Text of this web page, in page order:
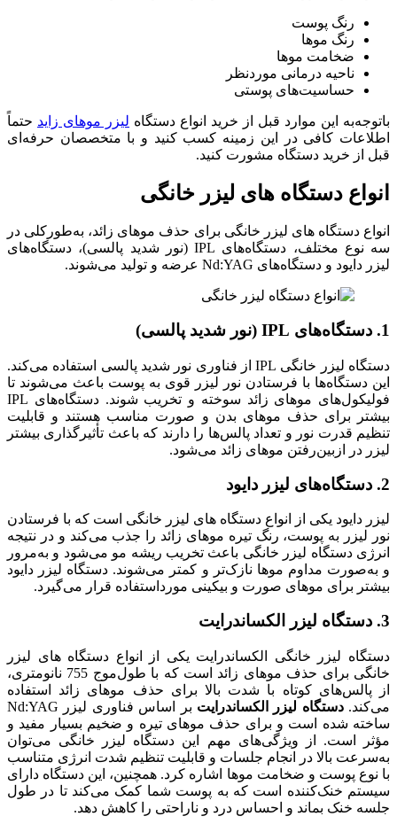
رنگ پوست
رنگ موها
ضخامت موها
ناحیه درمانی موردنظر
حساسیت‌های پوستی
باتوجه‌به این موارد قبل از خرید انواع دستگاه لیزر موهای زاید حتماً
اطلاعات کافی در این زمینه کسب کنید و با متخصصان حرفه‌ای
قبل از خرید دستگاه مشورت کنید.
انواع دستگاه های لیزر خانگی
انواع دستگاه ‌های لیزر خانگی برای حذف موهای زائد، به‌طورکلی در
سه نوع مختلف، دستگاه‌های IPL (نور شدید پالسی)، دستگاه‌های
لیزر دایود و دستگاه‌های Nd:YAG عرضه و تولید می‌شوند.
1. دستگاه‌های IPL (نور شدید پالسی)
دستگاه لیزر خانگی IPL از فناوری نور شدید پالسی استفاده می‌کند.
این دستگاه‌ها با فرستادن نور لیزر قوی به پوست باعث می‌شوند تا
فولیکول‌های موهای زائد سوخته و تخریب ‌شوند. دستگاه‌های IPL
بیشتر برای حذف موهای بدن و صورت مناسب هستند و قابلیت
تنظیم قدرت نور و تعداد پالس‌ها را دارند که باعث تأثیرگذاری بیشتر
لیزر در ازبین‌رفتن موهای زائد می‌شود.
2. دستگاه‌های لیزر دایود
لیزر دایود یکی از انواع دستگاه های لیزر خانگی است که با فرستادن
نور لیزر به پوست، رنگ تیره موهای زائد را جذب می‌کند و در نتیجه
انرژی دستگاه لیزر خانگی باعث تخریب ریشه مو می‌شود و به‌مرور
و به‌صورت مداوم موها نازک‌تر و کمتر می‌شوند. دستگاه لیزر دایود
بیشتر برای موهای صورت و بیکینی مورداستفاده قرار می‌گیرد.
3. دستگاه لیزر الکساندرایت
دستگاه لیزر خانگی الکساندرایت یکی از انواع دستگاه های لیزر
خانگی برای حذف موهای زائد است که با طول‌موج 755 نانومتری،
از پالس‌های کوتاه با شدت بالا برای حذف موهای زائد استفاده
می‌کند.دستگاه لیزر الکساندرایت
بر اساس فناوری لیزر Nd:YAG
ساخته شده است و برای حذف موهای تیره و ضخیم بسیار مفید و
مؤثر است. از ویژگی‌های مهم این دستگاه لیزر خانگی می‌توان
به‌سرعت بالا در انجام جلسات و قابلیت تنظیم شدت انرژی متناسب
با نوع پوست و ضخامت موها اشاره کرد. همچنین، این دستگاه دارای
سیستم خنک‌کننده است که به پوست شما کمک می‌کند تا در طول
جلسه خنک بماند و احساس درد و ناراحتی را کاهش دهد.